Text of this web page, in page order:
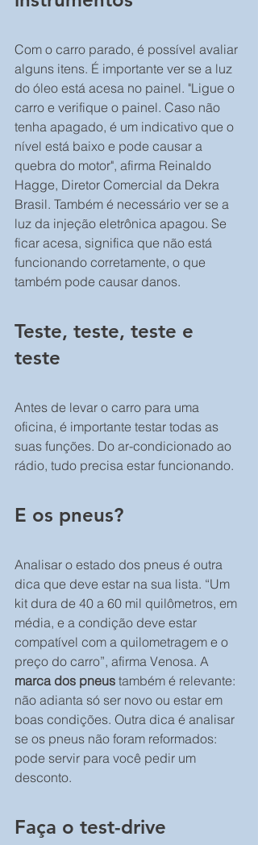
Com o carro parado, é possível avaliar
alguns itens. É importante ver se a luz
do óleo está acesa no painel. "Ligue o
carro e verifique o painel. Caso não
tenha apagado, é um indicativo que o
nível está baixo e pode causar a
quebra do motor", afirma Reinaldo
Hagge, Diretor Comercial da Dekra
Brasil. Também é necessário ver se a
luz da injeção eletrônica apagou. Se
ficar acesa, significa que não está
funcionando corretamente, o que
também pode causar danos.
Teste, teste, teste e
teste
Antes de levar o carro para uma
oficina, é importante testar todas as
suas funções. Do ar-condicionado ao
rádio, tudo precisa estar funcionando.
E os pneus?
Analisar o estado dos pneus é outra
dica que deve estar na sua lista. “Um
kit dura de 40 a 60 mil quilômetros, em
média, e a condição deve estar
compatível com a quilometragem e o
preço do carro”, afirma Venosa. A
marca dos pneus também é relevante:
não adianta só ser novo ou estar em
boas condições. Outra dica é analisar
se os pneus não foram reformados:
pode servir para você pedir um
desconto.
Faça o test-drive